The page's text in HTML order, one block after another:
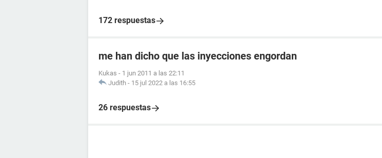
172 respuestas
me han dicho que las inyecciones engordan
Kukas - 1 jun 2011 a las 22:11
Judith - 15 jul 2022 a las 16:55
26 respuestas